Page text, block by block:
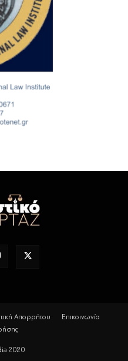
Απορρήτου
Επικοινωνία
2020